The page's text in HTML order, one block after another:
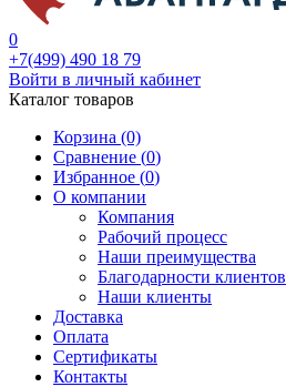
0
+7(499) 490 18 79
Войти в личный кабинет
Каталог товаров
Корзина (0)
Сравнение (0)
Избранное (0)
О компании
Компания
Рабочий процесс
Наши преимущества
Благодарности клиентов
Наши клиенты
Доставка
Оплата
Сертификаты
Контакты